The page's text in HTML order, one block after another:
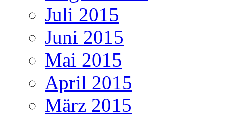
Juli 2015
Juni 2015
Mai 2015
April 2015
März 2015